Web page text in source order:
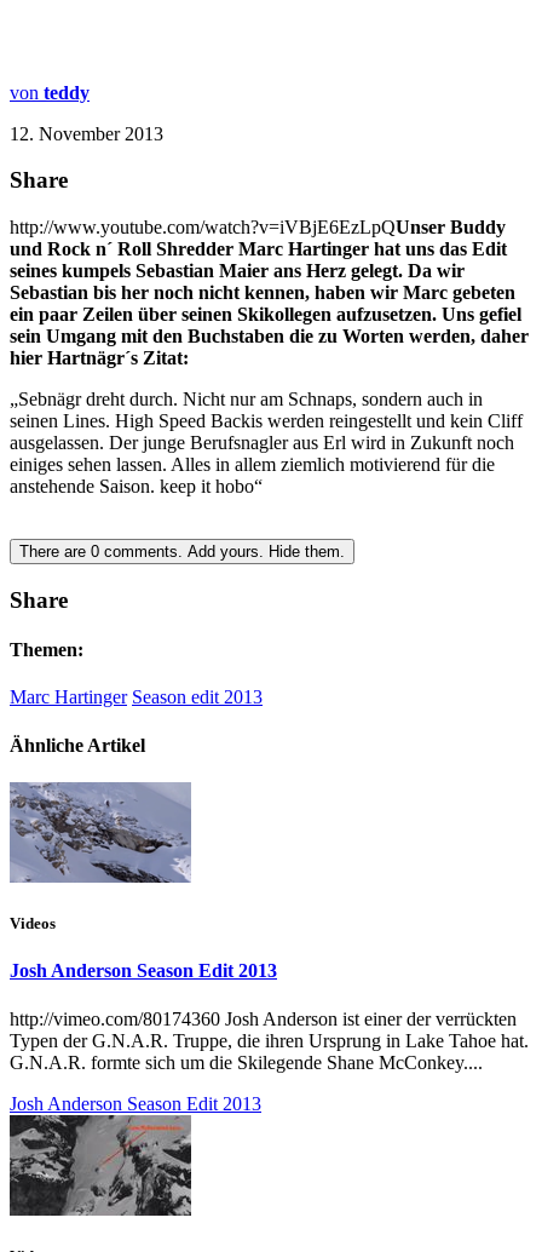
von teddy
12. November 2013
Share
http://www.youtube.com/watch?v=iVBjE6EzLpQUnser Buddy
und Rock n´ Roll Shredder Marc Hartinger hat uns das Edit
seines kumpels Sebastian Maier ans Herz gelegt. Da wir
Sebastian bis her noch nicht kennen, haben wir Marc gebeten
ein paar Zeilen über seinen Skikollegen aufzusetzen. Uns gefiel
sein Umgang mit den Buchstaben die zu Worten werden, daher
hier Hartnägr´s Zitat:
„Sebnägr dreht durch. Nicht nur am Schnaps, sondern auch in
seinen Lines. High Speed Backis werden reingestellt und kein Cliff
ausgelassen. Der junge Berufsnagler aus Erl wird in Zukunft noch
einiges sehen lassen. Alles in allem ziemlich motivierend für die
anstehende Saison. keep it hobo“
There are 0 comments. Add yours. Hide them.
Share
Themen:
Marc Hartinger Season edit 2013
Ähnliche Artikel
Videos
Josh Anderson Season Edit 2013
http://vimeo.com/80174360 Josh Anderson ist einer der verrückten
Typen der G.N.A.R. Truppe, die ihren Ursprung in Lake Tahoe hat.
G.N.A.R. formte sich um die Skilegende Shane McConkey....
Josh Anderson Season Edit 2013